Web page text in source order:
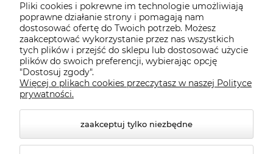
Dostawa - realizacja
Gwarancja i zwroty
Pomoc
Pliki cookies i pokrewne im technologie umożliwiają
poprawne działanie strony i pomagają nam
dostosować ofertę do Twoich potrzeb. Możesz
zaakceptować wykorzystanie przez nas wszystkich
tych plików i przejść do sklepu lub dostosować użycie
plików do swoich preferencji, wybierając opcję
"Dostosuj zgody".
Więcej o plikach cookies przeczytasz w naszej Polityce
prywatności.
zaakceptuj tylko niezbędne